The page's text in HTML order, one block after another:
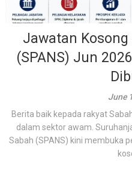
Jawatan Kosong
(SPANS) Jun
June
Berita baik kepada rakyat
dalam sektor awam.
Sabah (SPANS) kini membuka